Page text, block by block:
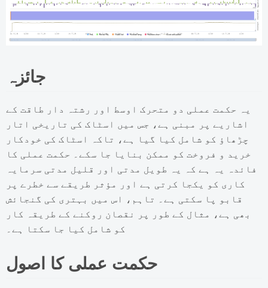
جائزہ
یہ حکمت عملی دو متحرک اوسط اور رشتہ دار طاقت کے
اشاریے پر مبنی ہے، جس میں اسٹاک کی تاریخی اتار
چڑھاؤ کو شامل کیا گیا ہے، تاکہ اسٹاک کی خودکار
خرید و فروخت کو ممکن بنایا جا سکے۔ حکمت عملی کا
فائدہ یہ ہے کہ یہ طویل مدتی اور قلیل مدتی سرمایہ
کاری کو یکجا کرتی ہے اور مؤثر طریقے سے خطرے پر
قابو پا سکتی ہے۔ تاہم، اس میں بہتری کی گنجائش
بھی ہے، مثال کے طور پر نقصان روکنے کے طریقہ کار
کو شامل کیا جا سکتا ہے۔
حکمت عملی کا اصول